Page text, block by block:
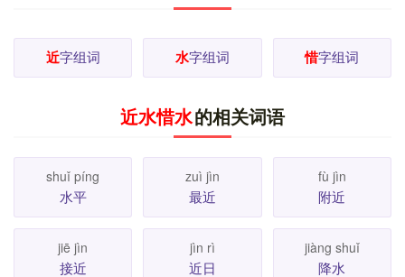
近字组词 水字组词 惜字组词
近水惜水的相关词语
shuǐ píng
水平
zuì jìn
最近
fù jìn
附近
jiē jìn
接近
jìn rì
近日
jiàng shuǐ
降水